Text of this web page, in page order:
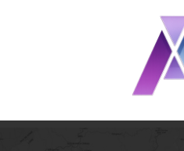
prix :
45,00 €
58,00 €